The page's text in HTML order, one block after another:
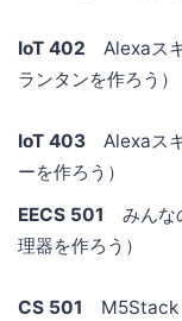
IoT 402 Alexaス
ランタンを作ろう）
IoT 403 Alexaス
ーを作ろう）
EECS 501
みんな
理器を作ろう）
CS 501
M5Stack